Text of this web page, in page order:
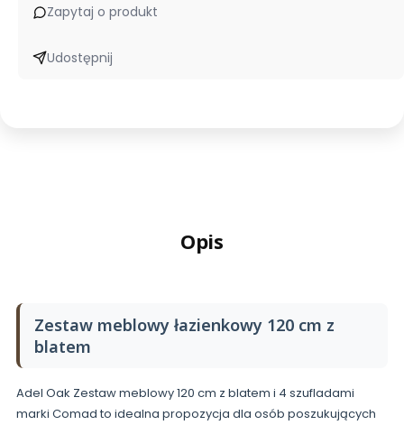
Zapytaj o produkt
Udostępnij
Opis
Zestaw meblowy łazienkowy 120 cm z
blatem
Adel Oak Zestaw meblowy 120 cm z blatem i 4 szufladami
marki Comad to idealna propozycja dla osób poszukujących